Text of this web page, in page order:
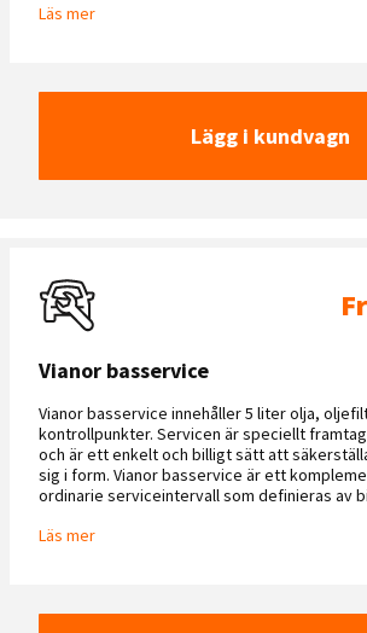
Läs mer
Lägg i kundvagn
Vianor basservice
Vianor basservice innehåller 5 liter olja,
kontrollpunkter. Servicen är speciellt
och är ett enkelt och billigt sätt att
sig i form. Vianor basservice är ett
ordinarie serviceintervall som definieras av
Läs mer